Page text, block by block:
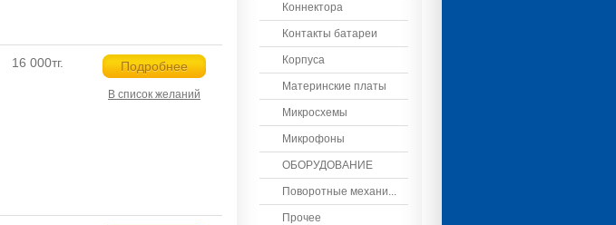
16 000тг. Подробнее
В список желаний
Коннектора
Контакты батареи
Корпуса
Материнские платы
Микросхемы
Микрофоны
ОБОРУДОВАНИЕ
Поворотные механи...
Прочее